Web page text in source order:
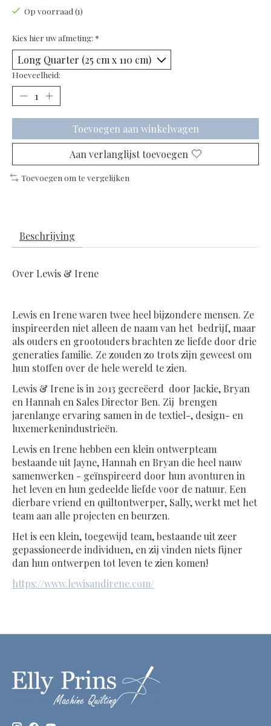
Op voorraad (1)
Kies hier uw afmeting: *
Hoeveelheid:
Toevoegen aan winkelwagen
Aan verlanglijst toevoegen
Toevoegen om te vergelijken
Beschrijving
Over Lewis & Irene
Lewis en Irene waren twee heel bijzondere mensen. Ze
inspireerden niet alleen de naam van het bedrijf, maar
als ouders en grootouders brachten ze liefde door drie
generaties familie. Ze zouden zo trots zijn geweest om
hun stoffen over de hele wereld te zien.
Lewis & Irene is in 2013 gecreëerd door Jackie, Bryan
en Hannah en Sales Director Ben. Zij brengen
jarenlange ervaring samen in de textiel-, design- en
luxemerkenindustrieën.
Lewis en Irene hebben een klein ontwerpteam
bestaande uit Jayne, Hannah en Bryan die heel nauw
samenwerken - geïnspireerd door hun avonturen in
het leven en hun gedeelde liefde voor de natuur. Een
dierbare vriend en quiltontwerper, Sally, werkt met het
team aan alle projecten en beurzen.
Het is een klein, toegewijd team, bestaande uit zeer
gepassioneerde individuen, en zij vinden niets fijner
dan hun ontwerpen tot leven te zien komen!
https://www.lewisandirene.com/